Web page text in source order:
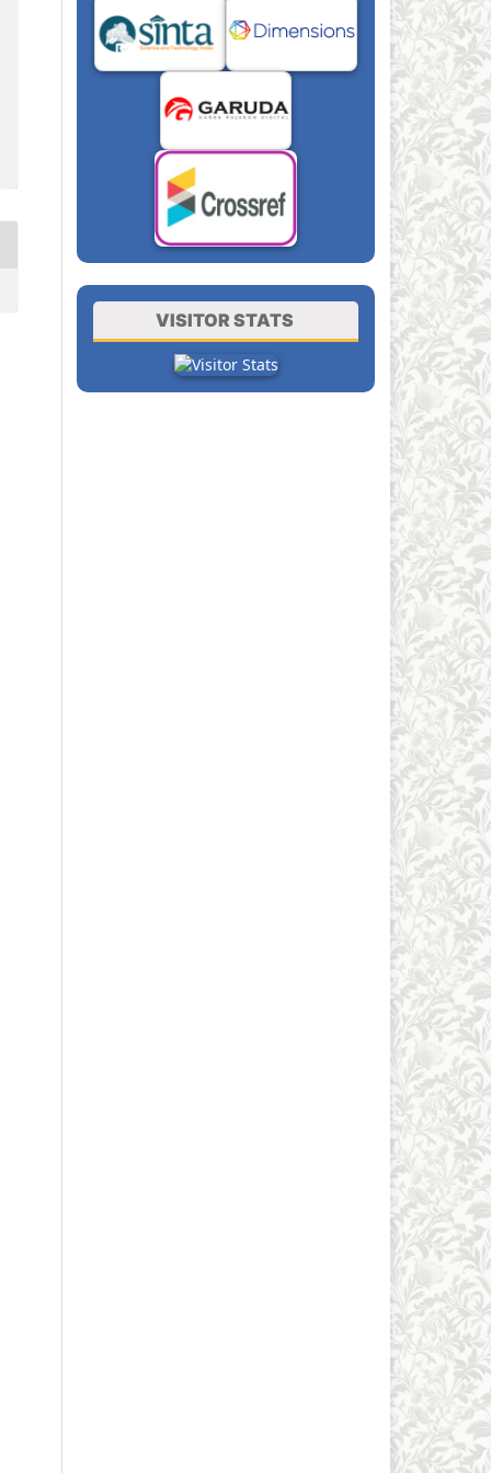
VISITOR STATS